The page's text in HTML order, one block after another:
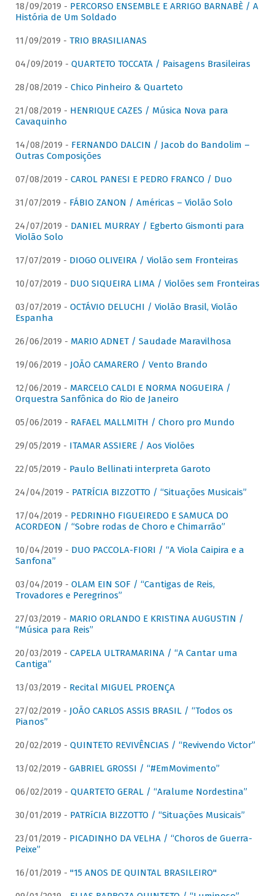
18/09/2019 - PERCORSO ENSEMBLE E ARRIGO BARNABÈ / A
História de Um Soldado
11/09/2019 - TRIO BRASILIANAS
04/09/2019 - QUARTETO TOCCATA / Paisagens Brasileiras
28/08/2019 - Chico Pinheiro & Quarteto
21/08/2019 - HENRIQUE CAZES / Música Nova para
Cavaquinho
14/08/2019 - FERNANDO DALCIN / Jacob do Bandolim –
Outras Composições
07/08/2019 - CAROL PANESI E PEDRO FRANCO / Duo
31/07/2019 - FÁBIO ZANON / Américas – Violão Solo
24/07/2019 - DANIEL MURRAY / Egberto Gismonti para
Violão Solo
17/07/2019 - DIOGO OLIVEIRA / Violão sem Fronteiras
10/07/2019 - DUO SIQUEIRA LIMA / Violões sem Fronteiras
03/07/2019 - OCTÁVIO DELUCHI / Violão Brasil, Violão
Espanha
26/06/2019 - MARIO ADNET / Saudade Maravilhosa
19/06/2019 - JOÃO CAMARERO / Vento Brando
12/06/2019 - MARCELO CALDI E NORMA NOGUEIRA /
Orquestra Sanfônica do Rio de Janeiro
05/06/2019 - RAFAEL MALLMITH / Choro pro Mundo
29/05/2019 - ITAMAR ASSIERE / Aos Violões
22/05/2019 - Paulo Bellinati interpreta Garoto
24/04/2019 - PATRÍCIA BIZZOTTO / “Situações Musicais”
17/04/2019 - PEDRINHO FIGUEIREDO E SAMUCA DO
ACORDEON / “Sobre rodas de Choro e Chimarrão”
10/04/2019 - DUO PACCOLA-FIORI / “A Viola Caipira e a
Sanfona”
03/04/2019 - OLAM EIN SOF / “Cantigas de Reis,
Trovadores e Peregrinos”
27/03/2019 - MARIO ORLANDO E KRISTINA AUGUSTIN /
“Música para Reis”
20/03/2019 - CAPELA ULTRAMARINA / “A Cantar uma
Cantiga”
13/03/2019 - Recital MIGUEL PROENÇA
27/02/2019 - JOÃO CARLOS ASSIS BRASIL / “Todos os
Pianos”
20/02/2019 - QUINTETO REVIVÊNCIAS / “Revivendo Victor”
13/02/2019 - GABRIEL GROSSI / “#EmMovimento”
06/02/2019 - QUARTETO GERAL / “Aralume Nordestina”
30/01/2019 - PATRíCIA BIZZOTTO / “Situações Musicais”
23/01/2019 - PICADINHO DA VELHA / “Choros de Guerra-
Peixe”
16/01/2019 - "15 ANOS DE QUINTAL BRASILEIRO"